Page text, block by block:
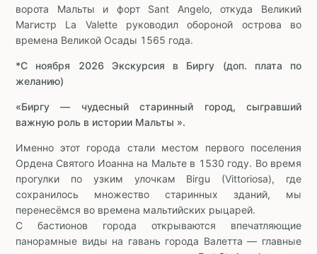
ворота Мальты и форт Sant Angelo, откуда Великий
Магистр La Valette руководил обороной острова во
времена Великой Осады 1565 года.
*С ноября 2026 Экскурсия в Биргу (доп. плата по
желанию)
«Биргу — чудесный старинный город, сыгравший
важную роль в истории Мальты ».
Именно этот города стали местом первого поселения
Ордена Святого Иоанна на Мальте в 1530 году. Во время
прогулки по узким улочкам Birgu (Vittoriosa), где
сохранилось множество старинных зданий, мы
перенесёмся во времена мальтийских рыцарей.
С бастионов города открываются впечатляющие
панорамные виды на гавань города Валетта — главные